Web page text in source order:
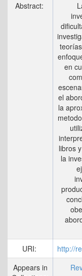
Abstract:
en
el
la
libros
la
URI:
http://
Appears in